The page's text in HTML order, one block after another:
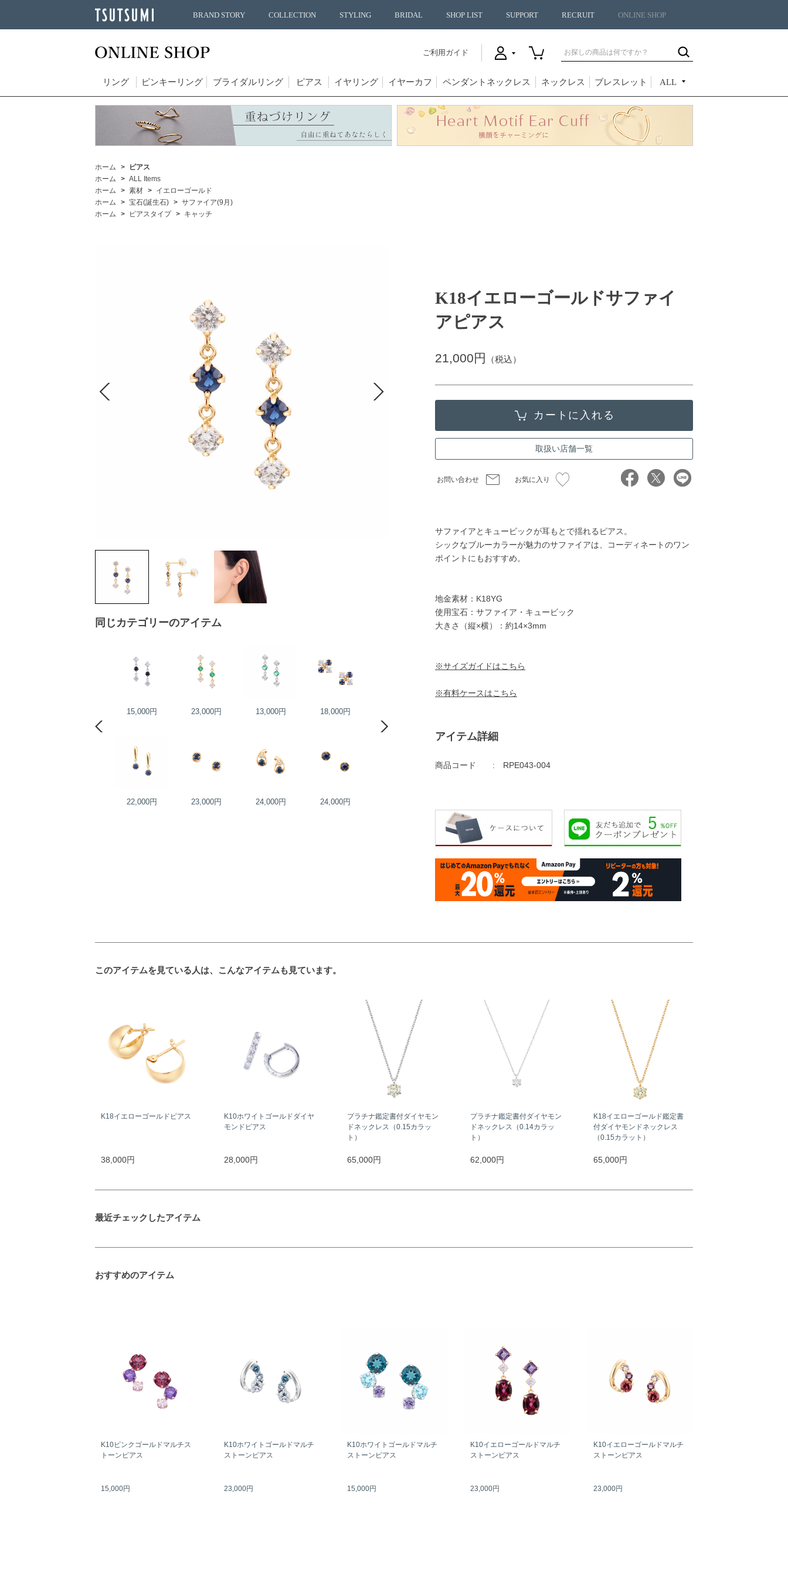
BRAND STORY COLLECTION STYLING BRIDAL SHOP LIST SUPPORT RECRUIT ONLINE SHOP
ご利用ガイド
リング ピンキーリング ブライダルリング ピアス イヤリング イヤーカフ ペンダントネックレス ネックレス ブレスレット ALL
ホーム
ピアス
ホーム
ALL Items
ホーム
素材
イエローゴールド
ホーム
宝石(誕生石)
サファイア(9月)
ホーム
ピアスタイプ キャッチ
同じカテゴリーのアイテム
15,000円 23,000円 13,000円 18,000円
22,000円 23,000円 24,000円 24,000円
K18イエローゴールドサファイ
アピアス
21,000円 （税込）
取扱い店舗一覧
お問い合わせ お気に入り
サファイアとキュービックが耳もとで揺れるピアス。
シックなブルーカラーが魅力のサファイアは、コーディネートのワン
ポイントにもおすすめ。
地金素材：K18YG
使用宝石：サファイア・キュービック
大きさ（縦×横）：約14×3mm
※サイズガイドはこちら
※有料ケースはこちら
アイテム詳細
商品コード RPE043-004
このアイテムを見ている人は、こんなアイテムも見ています。
K18イエローゴールドピアス
38,000円
K10ホワイトゴールドダイヤ
モンドピアス
28,000円
プラチナ鑑定書付ダイヤモン
ドネックレス（0.15カラッ
ト）
65,000円
プラチナ鑑定書付ダイヤモン
ドネックレス（0.14カラッ
ト）
62,000円
K18イエローゴールド鑑定書
付ダイヤモンドネックレス
（0.15カラット）
65,000円
最近チェックしたアイテム
おすすめのアイテム
K10ピンクゴールドマルチス
トーンピアス
15,000円
K10ホワイトゴールドマルチ
ストーンピアス
23,000円
K10ホワイトゴールドマルチ
ストーンピアス
15,000円
K10イエローゴールドマルチ
ストーンピアス
23,000円
K10イエローゴールドマルチ
ストーンピアス
23,000円